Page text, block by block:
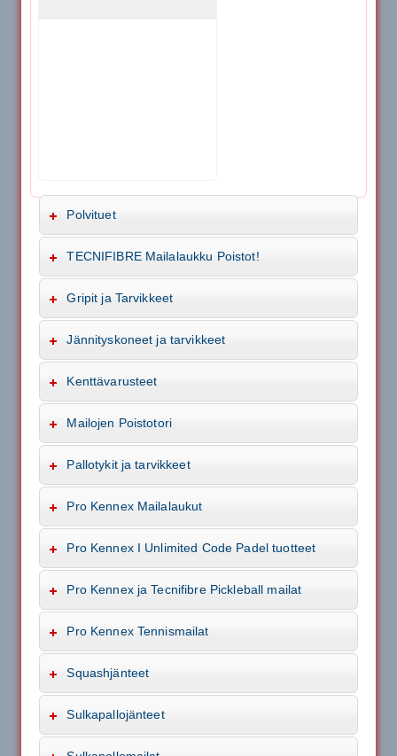
Polvituet
TECNIFIBRE Mailalaukku Poistot!
Gripit ja Tarvikkeet
Jännityskoneet ja tarvikkeet
Kenttävarusteet
Mailojen Poistotori
Pallotykit ja tarvikkeet
Pro Kennex Mailalaukut
Pro Kennex I Unlimited Code Padel tuotteet
Pro Kennex ja Tecnifibre Pickleball mailat
Pro Kennex Tennismailat
Squashjänteet
Sulkapallojänteet